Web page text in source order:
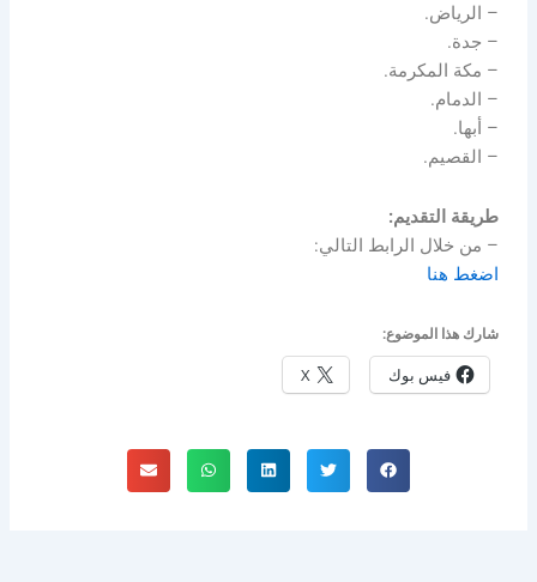
– الرياض.
– جدة.
– مكة المكرمة.
– الدمام.
– أبها.
– القصيم.
طريقة التقديم:
– من خلال الرابط التالي:
اضغط هنا
شارك هذا الموضوع:
فيس بوك X